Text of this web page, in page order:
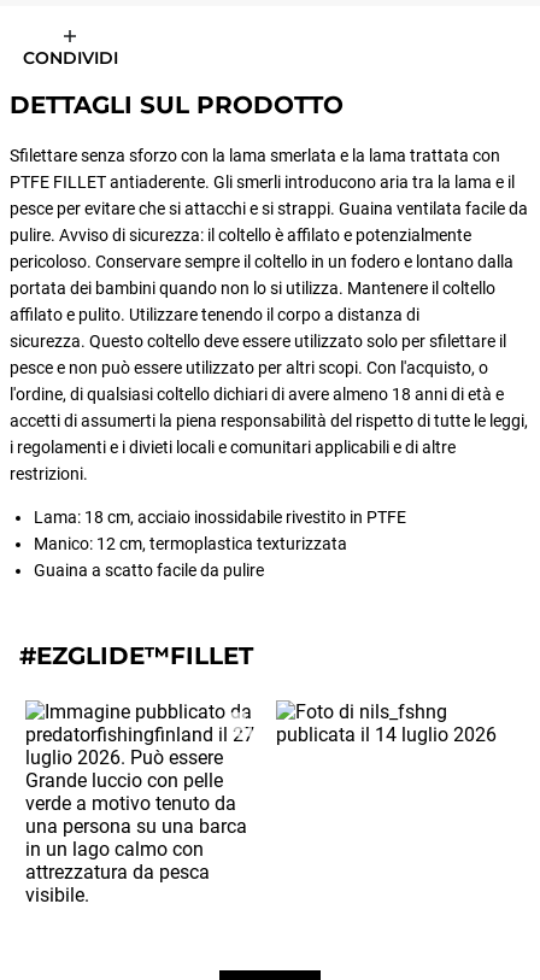
CONDIVIDI
DETTAGLI SUL PRODOTTO
Sfilettare senza sforzo con la lama smerlata e la lama trattata con
PTFE FILLET antiaderente. Gli smerli introducono aria tra la lama e il
pesce per evitare che si attacchi e si strappi. Guaina ventilata facile da
pulire. Avviso di sicurezza: il coltello è affilato e potenzialmente
pericoloso. Conservare sempre il coltello in un fodero e lontano dalla
portata dei bambini quando non lo si utilizza. Mantenere il coltello
affilato e pulito. Utilizzare tenendo il corpo a distanza di
sicurezza. Questo coltello deve essere utilizzato solo per sfilettare il
pesce e non può essere utilizzato per altri scopi. Con l'acquisto, o
l'ordine, di qualsiasi coltello dichiari di avere almeno 18 anni di età e
accetti di assumerti la piena responsabilità del rispetto di tutte le leggi,
i regolamenti e i divieti locali e comunitari applicabili e di altre
restrizioni.
Lama: 18 cm, acciaio inossidabile rivestito in PTFE
Manico: 12 cm, termoplastica texturizzata
Guaina a scatto facile da pulire
#EZGLIDE™FILLET